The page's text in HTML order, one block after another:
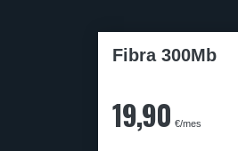
Fibra 300Mb
19,90 €/mes